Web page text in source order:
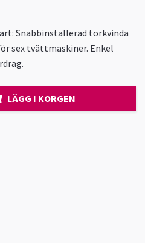
Snabbinstallerad torkvinda
sex tvättmaskiner. Enkel
LÄGG I KORGEN